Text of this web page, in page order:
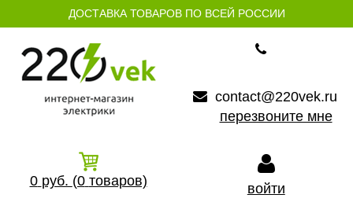
ДОСТАВКА ТОВАРОВ ПО ВСЕЙ РОССИИ
contact@220vek.ru
перезвоните мне
0 руб. (0 товаров) войти